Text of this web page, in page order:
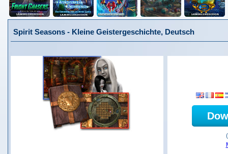
Spirit Seasons - Kleine Geistergeschichte, Deutsch